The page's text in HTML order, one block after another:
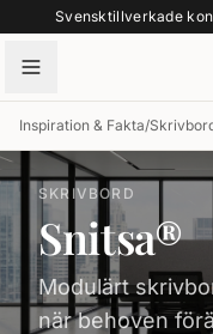
Svensktillverkade
Inspiration & Fakta/
SKRIVBORD
Snitsa®
Modulärt
när behoven